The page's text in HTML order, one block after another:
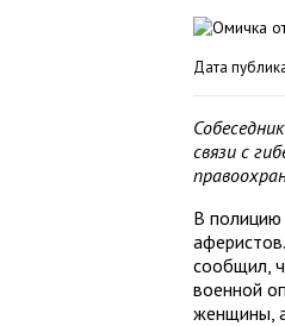
Дата
связи с
В полицию
сообщил,
военной
женщины,